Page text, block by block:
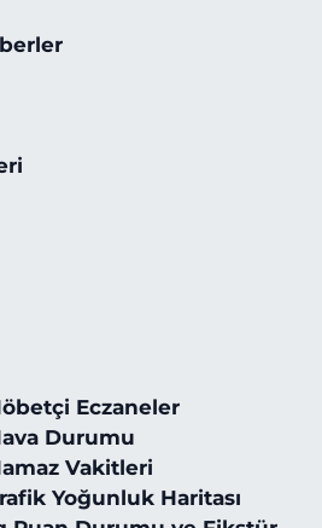
Eczaneler
Durumu
Vakitleri
Yoğunluk Haritası